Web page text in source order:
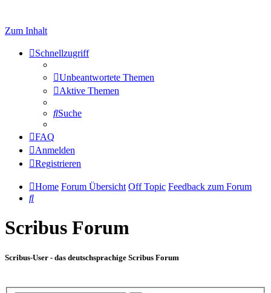
Zum Inhalt
Schnellzugriff
Unbeantwortete Themen
Aktive Themen
Suche
FAQ
Anmelden
Registrieren
Home Forum Übersicht Off Topic Feedback zum Forum
Suche
Scribus Forum
Scribus-User - das deutschsprachige Scribus Forum